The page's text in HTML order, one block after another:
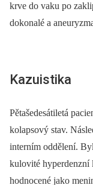
krve do vaku po
dokonalé a
Kazuistika
Pětašedesátiletá
kolapsový stav.
interním oddělení.
kulovité hyperdenzní
hodnocené jako